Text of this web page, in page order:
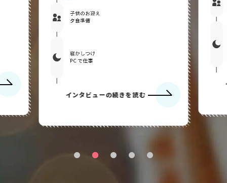
インタビューの続きを読む